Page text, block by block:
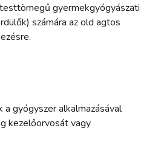
gyermekgyógyászati
számára az old agtos
a gyógyszer alkalmazásával
kezelőorvosát vagy